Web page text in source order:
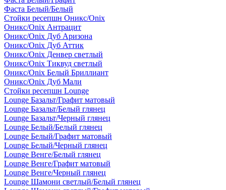
Фаста Белый/Белый
Стойки ресепшн Оникс/Onix
Оникс/Onix Антрацит
Оникс/Onix Дуб Аризона
Оникс/Onix Дуб Аттик
Оникс/Onix Денвер светлый
Оникс/Onix Тиквуд светлый
Оникс/Onix Белый Бриллиант
Оникс/Onix Дуб Мали
Стойки ресепшн Lounge
Lounge Базальт/Графит матовый
Lounge Базальт/Белый глянец
Lounge Базальт/Черный глянец
Lounge Белый/Белый глянец
Lounge Белый/Графит матовый
Lounge Белый/Черный глянец
Lounge Венге/Белый глянец
Lounge Венге/Графит матовый
Lounge Венге/Черный глянец
Lounge Шамони светлый/Белый глянец